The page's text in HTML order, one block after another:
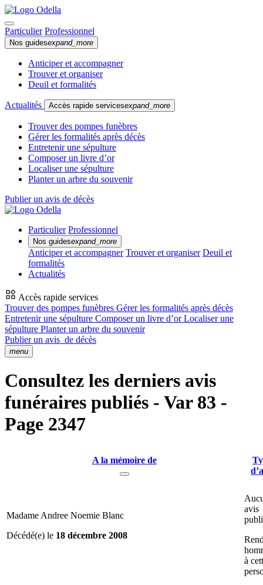
Particulier Professionnel
Nos guidesexpand_more
Anticiper et accompagner
Trouver et organiser
Deuil et formalités
Actualités Accès rapide servicesexpand_more
Trouver des pompes funèbres
Gérer les formalités après décès
Entretenir une sépulture
Composer un livre d’or
Localiser une sépulture
Planter un arbre du souvenir
Publier un avis de décès
Particulier Professionnel
Nos guidesexpand_more
Anticiper et accompagner Trouver et organiser Deuil et
formalités
Actualités
Accès rapide services
Trouver des pompes funèbres Gérer les formalités après décès
Entretenir une sépulture Composer un livre d’orLocaliser une
sépulture Planter un arbre du souvenir
Publier un avis de décès
menu
Consultez les derniers avis
funéraires publiés - Var 83 -
Page 2347
A la mémoire de
Madame Andree Noemie Blanc
Décédé(e) le 18 décembre 2008
avis
à